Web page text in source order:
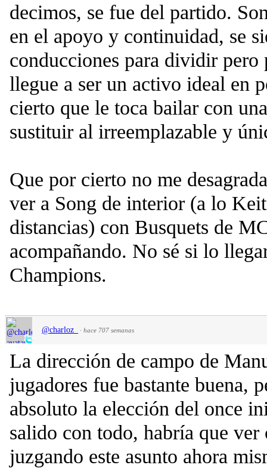
decimos, se fue del partido.
en el apoyo y continuidad, se
conducciones para dividir pero
llegue a ser un activo ideal en
cierto que le toca bailar con
sustituir al irreemplazable y
Que por cierto no me
ver a Song de interior (a lo
distancias) con Busquets de
acompañando. No sé si lo
Champions.
@charloz_ · hace 707 semanas
La dirección de campo de
jugadores fue bastante buena,
absoluto la elección del once
salido con todo, habría que ver
juzgando este asunto ahora